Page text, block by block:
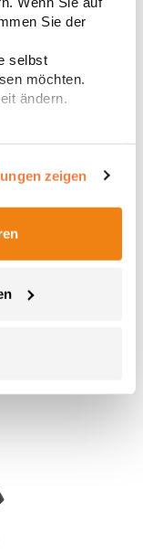
Sie der
selbst
möchten.
ändern.
zeigen
Nr.:
Erhard-Allee
E-Mail: info@halfar.com
zugängliche
Brands